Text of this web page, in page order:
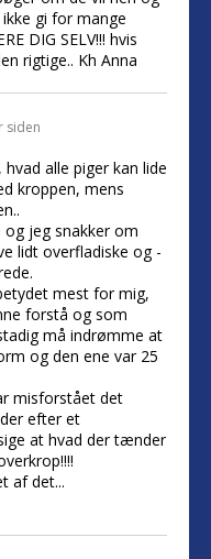
gi for mange
DIG SELV!!! hvis
rigtige.. Kh Anna
siden
alle piger kan lide
kroppen, mens
og jeg snakker om
lidt overfladiske og -
mest for mig,
forstå og som
må indrømme at
og den ene var 25
misforstået det
efter et
at hvad der tænder
af det...